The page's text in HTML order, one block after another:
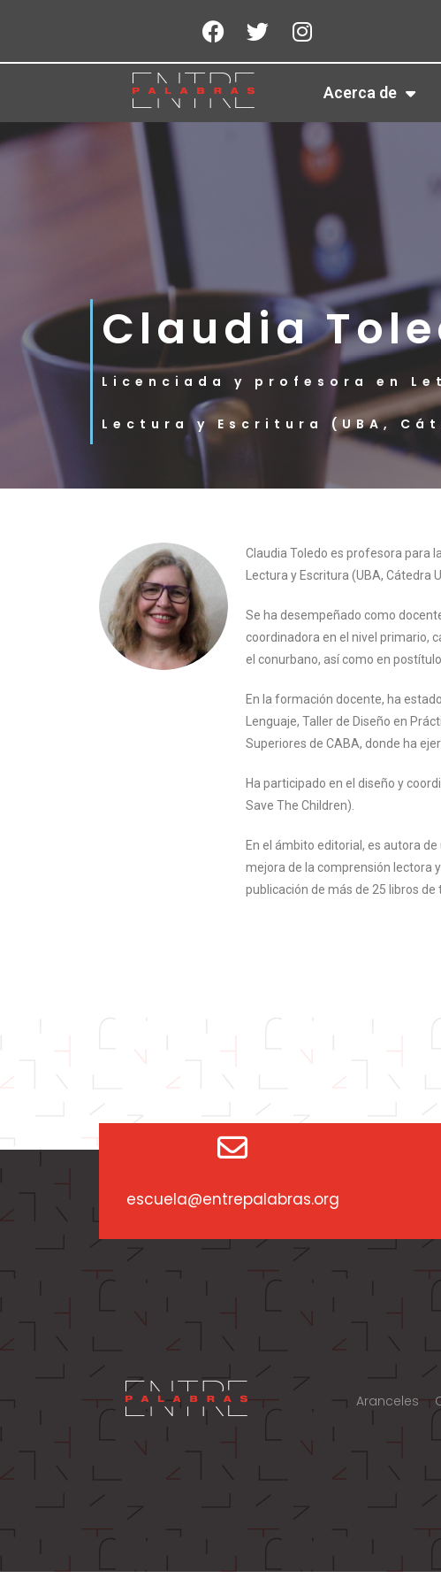
Acerca de
Claudia
Licenciada y profesora en
Lectura y Escritura (UBA,
Claudia Toledo es profesora para
Lectura y Escritura (UBA, Cátedra
Se ha desempeñado como
coordinadora en el nivel primario,
el conurbano, así como en
En la formación docente, ha
Lenguaje, Taller de Diseño en
Superiores de CABA, donde ha
Ha participado en el diseño y
Save The Children).
En el ámbito editorial, es autora
mejora de la comprensión lectora
publicación de más de 25 libros
escuela@entrepalabras.org
Aranceles